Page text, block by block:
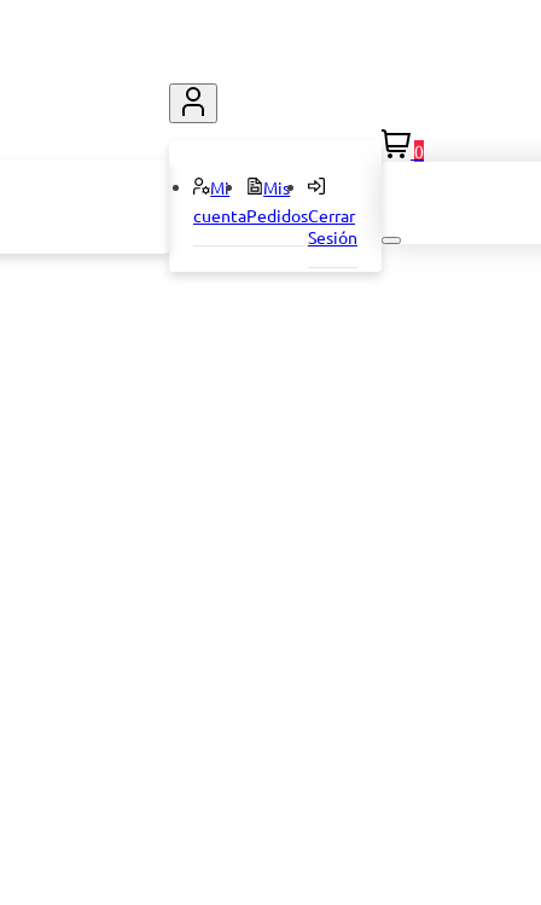
Mi
cuenta
Mis
PedidosCerrar
Sesión
0